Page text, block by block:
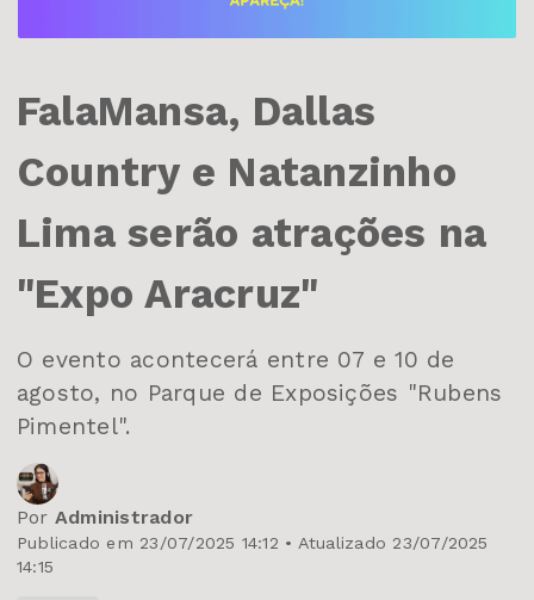
FalaMansa, Dallas
Country e Natanzinho
Lima serão atrações na
"Expo Aracruz"
O evento acontecerá entre 07 e 10 de
agosto, no Parque de Exposições "Rubens
Pimentel".
Por Administrador
Publicado em 23/07/2025 14:12 • Atualizado 23/07/2025
14:15